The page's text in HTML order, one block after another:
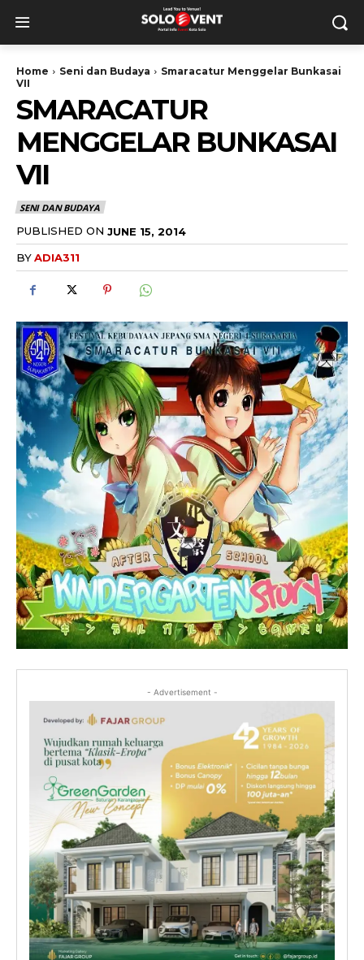
Home Seni dan Budaya
Smaracatur Menggelar Bunkasai
VII
SMARACATUR
MENGGELAR BUNKASAI
VII
SENI DAN BUDAYA
PUBLISHED ON JUNE 15, 2014
BYADIA311
- Advertisement -